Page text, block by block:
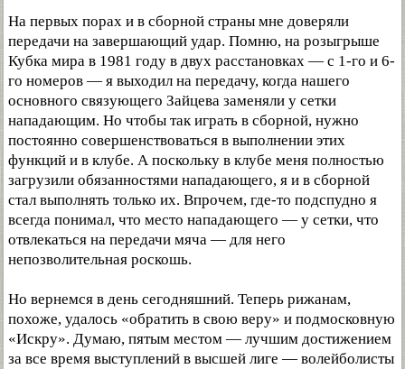
На первых порах и в сборной страны мне доверяли
передачи на завершающий удар. Помню, на розыгрыше
Кубка мира в 1981 году в двух расстановках — с 1-го и 6-
го номеров — я выходил на передачу, когда нашего
основного связующего Зайцева заменяли у сетки
нападающим. Но чтобы так играть в сборной, нужно
постоянно совершенствоваться в выполнении этих
функций и в клубе. А поскольку в клубе меня полностью
загрузили обязанностями нападающего, я и в сборной
стал выполнять только их. Впрочем, где-то подспудно я
всегда понимал, что место нападающего — у сетки, что
отвлекаться на передачи мяча — для него
непозволительная роскошь.
Но вернемся в день сегодняшний. Теперь рижанам,
похоже, удалось «обратить в свою веру» и подмосковную
«Искру». Думаю, пятым местом — лучшим достижением
за все время выступлений в высшей лиге — волейболисты